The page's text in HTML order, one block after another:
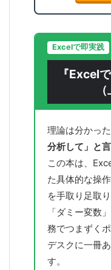
Excelで即実践
『Excel
理論は分かっ
分析して」と
この本は、
た具体的な操
を手取り足取
「ダミー変数
務でつまずく
デスクに一冊
す。